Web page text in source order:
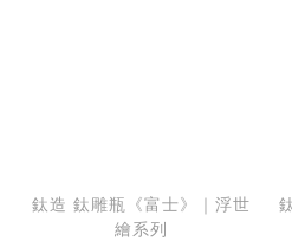
鈦造 鈦雕瓶《富士》｜浮世
繪系列